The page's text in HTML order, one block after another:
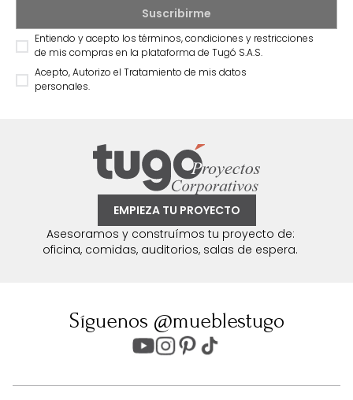
Entiendo y acepto los términos, condiciones y restricciones
de mis compras en la plataforma de Tugó S.A.S.
Acepto, Autorizo el Tratamiento de mis datos
personales.
EMPIEZA TU PROYECTO
Asesoramos y construímos tu proyecto de:
oficina, comidas, auditorios, salas de espera.
Síguenos @mueblestugo